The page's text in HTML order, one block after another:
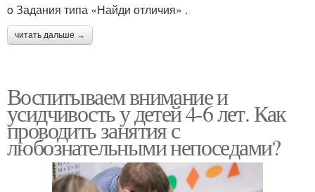
o Задания типа «Найди отличия» .
читать дальше →
Воспитываем внимание и
усидчивость у детей 4-6 лет. Как
проводить занятия с
любознательными непоседами?